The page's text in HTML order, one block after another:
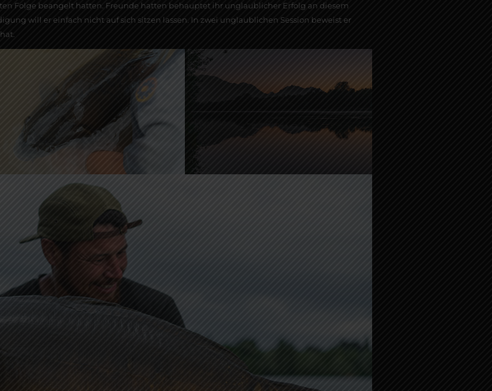
Folge beangelt hatten. Freunde hatten behauptet ihr unglaublicher Erfolg an diesem
will er einfach nicht auf sich sitzen lassen. In zwei unglaublichen Session beweist er